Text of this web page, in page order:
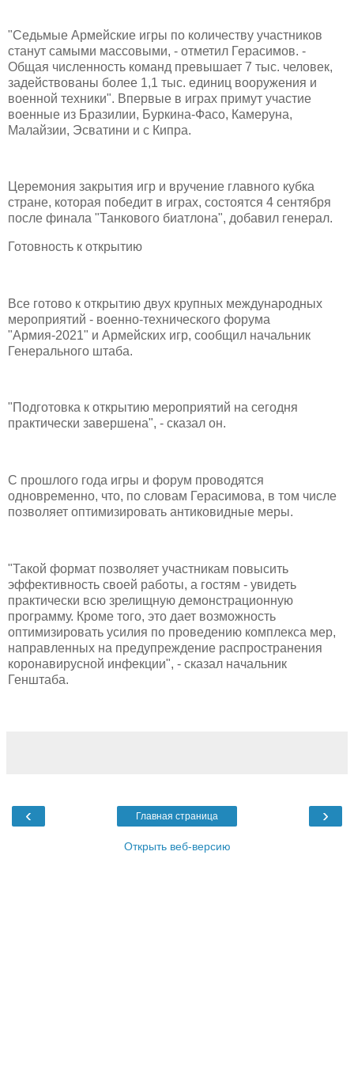
"Седьмые Армейские игры по количеству участников
станут самыми массовыми, - отметил Герасимов. -
Общая численность команд превышает 7 тыс. человек,
задействованы более 1,1 тыс. единиц вооружения и
военной техники". Впервые в играх примут участие
военные из Бразилии, Буркина-Фасо, Камеруна,
Малайзии, Эсватини и с Кипра.
Церемония закрытия игр и вручение главного кубка
стране, которая победит в играх, состоятся 4 сентября
после финала "Танкового биатлона", добавил генерал.
Готовность к открытию
Все готово к открытию двух крупных международных
мероприятий - военно-технического форума
"Армия-2021" и Армейских игр, сообщил начальник
Генерального штаба.
"Подготовка к открытию мероприятий на сегодня
практически завершена", - сказал он.
С прошлого года игры и форум проводятся
одновременно, что, по словам Герасимова, в том числе
позволяет оптимизировать антиковидные меры.
"Такой формат позволяет участникам повысить
эффективность своей работы, а гостям - увидеть
практически всю зрелищную демонстрационную
программу. Кроме того, это дает возможность
оптимизировать усилия по проведению комплекса мер,
направленных на предупреждение распространения
коронавирусной инфекции", - сказал начальник
Генштаба.
‹ ›
Главная страница
Открыть веб-версию